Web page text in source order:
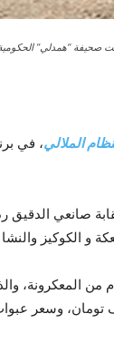
الحكومية الاثنين، 18 أبريل / نيسان، جانبا من أوضاع الانقسام
نظام الملالي
صانعي الدقيق
تومان للكيلوغرام الواحد إلى 12000
والذي